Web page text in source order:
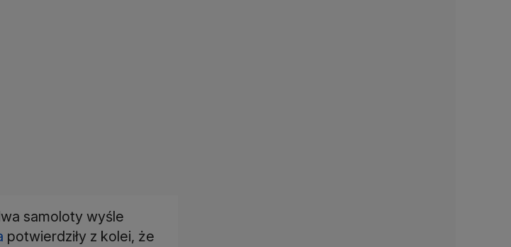
samoloty wyśle
potwierdziły z kolei, że